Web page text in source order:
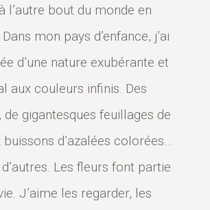
l’autre bout du monde en
mon pays d’enfance, j’ai
d’une nature exubérante et
aux couleurs infinis. Des
de gigantesques feuillages de
d’azalées colorées…
Les fleurs font partie
J’aime les regarder, les